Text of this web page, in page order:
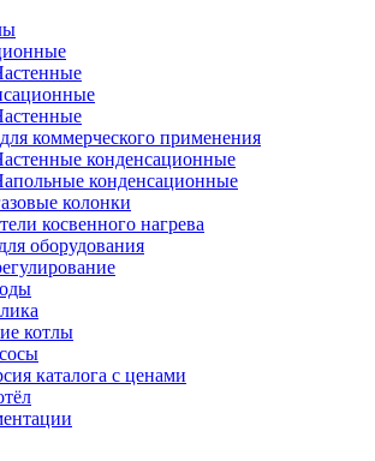
коммерческого применения
конденсационные
конденсационные
колонки
косвенного нагрева
оборудования
котлы
каталога с ценами